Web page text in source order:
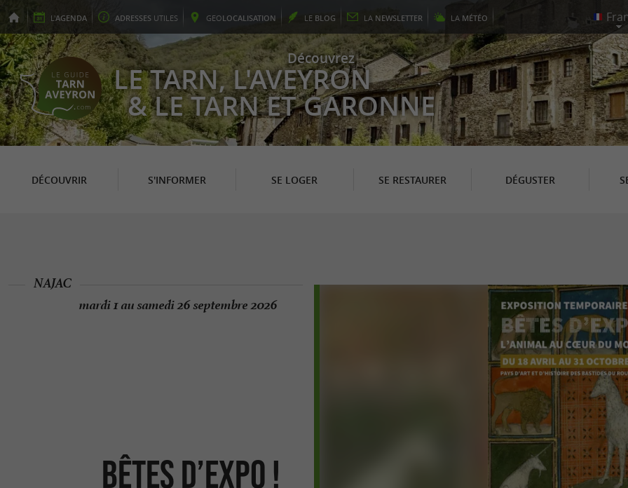
L'AGENDA ADRESSES UTILES GEOLOCALISATION LE BLOG LA NEWSLETTER LA MÉTÉO
Découvrez
LE TARN, L'AVEYRON
& LE TARN ET GARONNE
DÉCOUVRIR S'INFORMER SE LOGER SE RESTAURER DÉGUSTER
Bêtes d’expo !
NAJAC
mardi 1 au samedi 26 septembre 2026